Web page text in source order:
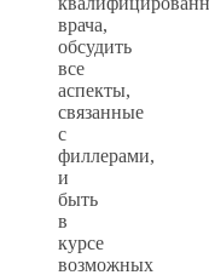
врача,
обсудить
все
аспекты,
связанные
с
филлерами,
и
быть
в
курсе
возможных